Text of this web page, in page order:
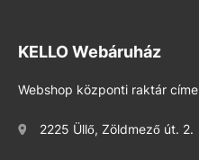
KELLO Webáruház
Webshop központi raktár címe
2225 Üllő, Zöldmező út. 2.